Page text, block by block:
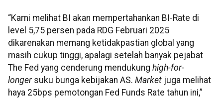
“Kami melihat BI akan mempertahankan BI-Rate di
level 5,75 persen pada RDG Februari 2025
dikarenakan memang ketidakpastian global yang
masih cukup tinggi, apalagi setelah banyak pejabat
The Fed yang cenderung mendukung high-for-
longersuku bunga kebijakan AS. Market juga melihat
haya 25bps pemotongan Fed Funds Rate tahun ini,”